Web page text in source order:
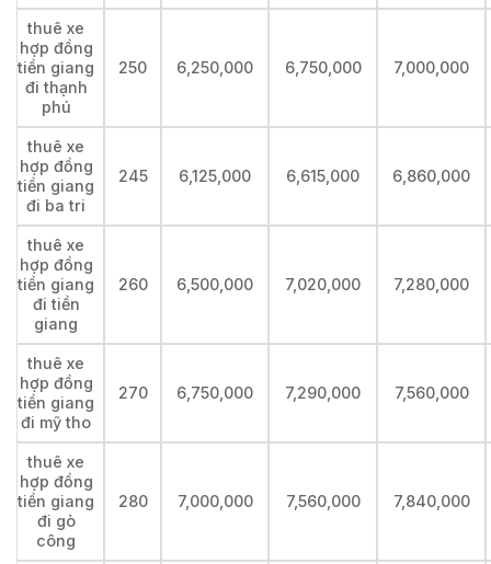
thuê xe
hợp đồng
tiền giang
đi thạnh
phú
250 6,250,000 6,750,000 7,000,000
thuê xe
hợp đồng
tiền giang
đi ba tri
245 6,125,000 6,615,000 6,860,000
thuê xe
hợp đồng
tiền giang
đi tiền
giang
260 6,500,000 7,020,000 7,280,000
thuê xe
hợp đồng
tiền giang
đi mỹ tho
270 6,750,000 7,290,000 7,560,000
thuê xe
hợp đồng
tiền giang
đi gò
công
280 7,000,000 7,560,000 7,840,000